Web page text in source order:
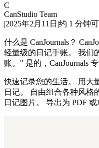
C
CanStudio Team
|2025年2月11日 |约 1 分钟
什么是 CanJournals？
轻量级的日记手账。 我们
账。" 是的，CanJournals
快速记录您的生活。 用大
日记。 自由组合各种风格
日记图片。 导出为 PDF 或